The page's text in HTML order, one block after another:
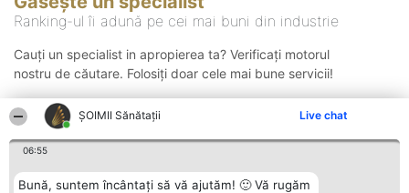
ŞOIMII Sănătații Live chat
06:55
Bună, suntem încântați să vă ajutăm! 🙂 Vă rugăm
Ranking-ul îi adună pe cei mai buni din industrie
Cauți un specialist in apropierea ta? Verificați motorul
nostru de căutare. Folosiți doar cele mai bune servicii!